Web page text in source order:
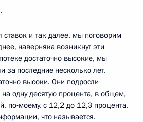
ставок и так далее, мы поговорим
наверняка возникнут эти
достаточно высокие, мы
за последние несколько лет,
высоки. Они подросли
на одну десятую процента, в общем,
по‑моему, с 12,2 до 12,3 процента.
что называется.